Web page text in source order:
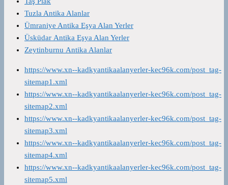
Tuzla Antika Alanlar
Ümraniye Antika Eşya Alan Yerler
Üsküdar Antika Eşya Alan Yerler
Zeytinburnu Antika Alanlar
https://www.xn--kadkyantikaalanyerler-kec96k.com/post_tag-
sitemap1.xml
https://www.xn--kadkyantikaalanyerler-kec96k.com/post_tag-
sitemap2.xml
https://www.xn--kadkyantikaalanyerler-kec96k.com/post_tag-
sitemap3.xml
https://www.xn--kadkyantikaalanyerler-kec96k.com/post_tag-
sitemap4.xml
https://www.xn--kadkyantikaalanyerler-kec96k.com/post_tag-
sitemap5.xml